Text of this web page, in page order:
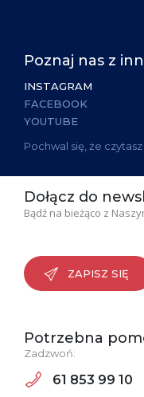
Poznaj nas z
INSTAGRAM
FACEBOOK
YOUTUBE
Pochwal się, że
Dołącz do
Bądź na bieżąco z
ZAPISZ SIĘ
Potrzebna
Zadzwoń:
61 853 99 10